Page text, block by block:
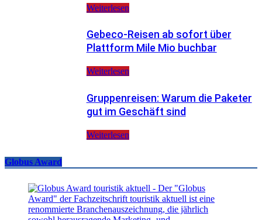
Weiterlesen
Gebeco-Reisen ab sofort über
Plattform Mile Mio buchbar
Weiterlesen
Gruppenreisen: Warum die Paketer
gut im Geschäft sind
Weiterlesen
Globus Award